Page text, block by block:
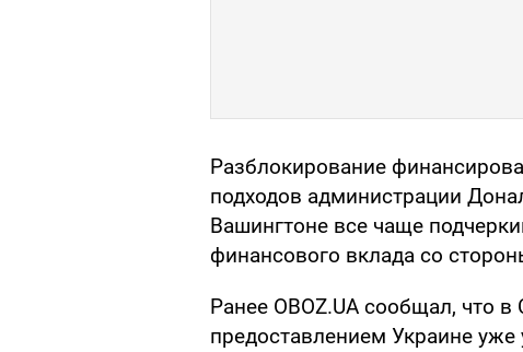
Разблокирование
подходов администрации
Вашингтоне все чаще
финансового вклада со
Ранее OBOZ.UA сообщал, что
предоставлением Украине